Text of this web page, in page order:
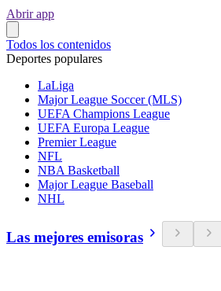
Abrir app
Todos los contenidos
Deportes populares
LaLiga
Major League Soccer (MLS)
UEFA Champions League
UEFA Europa League
Premier League
NFL
NBA Basketball
Major League Baseball
NHL
Las mejores emisoras